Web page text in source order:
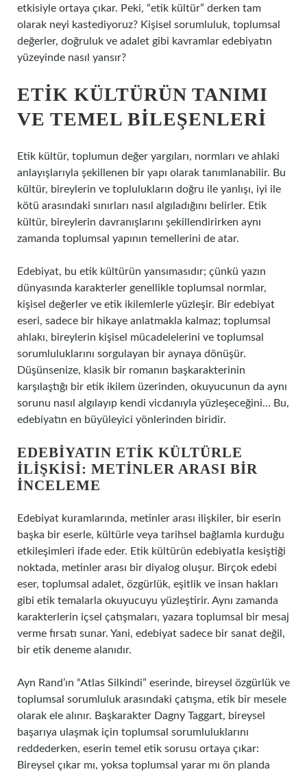
etkisiyle ortaya çıkar. Peki, “etik kültür” derken tam
olarak neyi kastediyoruz? Kişisel sorumluluk, toplumsal
değerler, doğruluk ve adalet gibi kavramlar edebiyatın
yüzeyinde nasıl yansır?
ETIK KÜLTÜRÜN TANIMI
VE TEMEL BILEŞENLERI
Etik kültür, toplumun değer yargıları, normları ve ahlaki
anlayışlarıyla şekillenen bir yapı olarak tanımlanabilir. Bu
kültür, bireylerin ve toplulukların doğru ile yanlışı, iyi ile
kötü arasındaki sınırları nasıl algıladığını belirler. Etik
kültür, bireylerin davranışlarını şekillendirirken aynı
zamanda toplumsal yapının temellerini de atar.
Edebiyat, bu etik kültürün yansımasıdır; çünkü yazın
dünyasında karakterler genellikle toplumsal normlar,
kişisel değerler ve etik ikilemlerle yüzleşir. Bir edebiyat
eseri, sadece bir hikaye anlatmakla kalmaz; toplumsal
ahlakı, bireylerin kişisel mücadelelerini ve toplumsal
sorumluluklarını sorgulayan bir aynaya dönüşür.
Düşünsenize, klasik bir romanın başkarakterinin
karşılaştığı bir etik ikilem üzerinden, okuyucunun da aynı
sorunu nasıl algılayıp kendi vicdanıyla yüzleşeceğini… Bu,
edebiyatın en büyüleyici yönlerinden biridir.
EDEBIYATIN ETIK KÜLTÜRLE
İLIŞKISI: METINLER ARASI BIR
İNCELEME
Edebiyat kuramlarında, metinler arası ilişkiler, bir eserin
başka bir eserle, kültürle veya tarihsel bağlamla kurduğu
etkileşimleri ifade eder. Etik kültürün edebiyatla kesiştiği
noktada, metinler arası bir diyalog oluşur. Birçok edebi
eser, toplumsal adalet, özgürlük, eşitlik ve insan hakları
gibi etik temalarla okuyucuyu yüzleştirir. Aynı zamanda
karakterlerin içsel çatışmaları, yazara toplumsal bir mesaj
verme fırsatı sunar. Yani, edebiyat sadece bir sanat değil,
bir etik deneme alanıdır.
Ayn Rand’ın “Atlas Silkindi” eserinde, bireysel özgürlük ve
toplumsal sorumluluk arasındaki çatışma, etik bir mesele
olarak ele alınır. Başkarakter Dagny Taggart, bireysel
başarıya ulaşmak için toplumsal sorumluluklarını
reddederken, eserin temel etik sorusu ortaya çıkar:
Bireysel çıkar mı, yoksa toplumsal yarar mı ön planda